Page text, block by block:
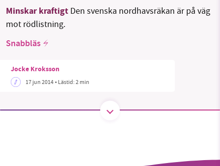
Sök
Threads
Minskar kraftigt Den svenska nordhavsräkan är på väg
mot rödlistning.
Snabbläs
Jocke Kroksson
17 jun 2014• Lästid:2 min
SMB kämpar för en hållbar framtid. Sedan